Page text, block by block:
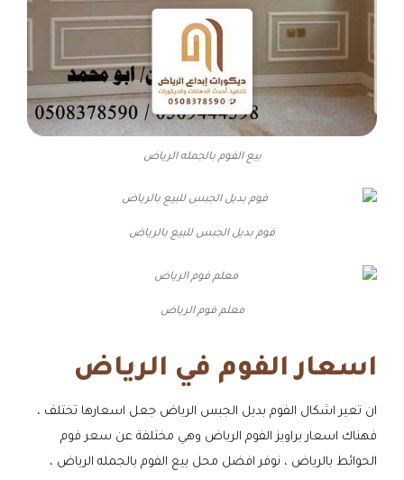
بيع الفوم بالجمله الرياض
فوم بديل الجبس للبيع بالرياض
معلم فوم الرياض
اسعار الفوم في الرياض
ان تعير اشكال الفوم بديل الجبس الرياض جعل اسعارها تختلف ،
فهناك اسعار براويز الفوم الرياض وهي مختلفة عن سعر فوم
الحوائط بالرياض ، نوفر افضل محل بيع الفوم بالجمله الرياض ،